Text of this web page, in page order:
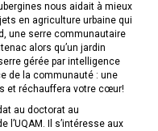
nous aidait à mieux
en agriculture urbaine qui
une serre communautaire
alors qu’un jardin
gérée par intelligence
de la communauté : une
et réchauffera votre cœur!
au doctorat au
l’UQAM. Il s’intéresse aux